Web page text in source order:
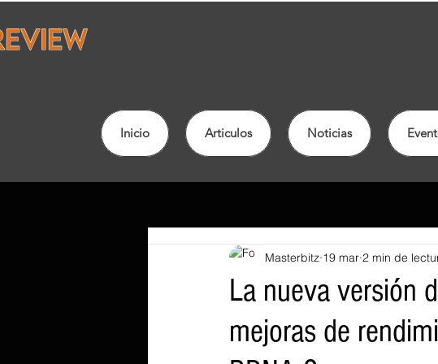
Inicio Articulos Noticias
La nueva versión
mejoras de
Masterbitz 19 mar 2 min de